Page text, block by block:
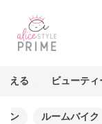
える ビューティ
ン ルームバイク